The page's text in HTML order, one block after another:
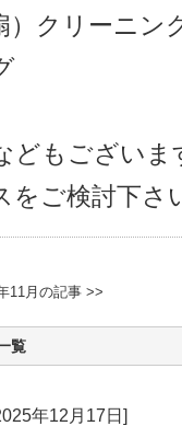
）クリーニン
どもございま
をご検討下さ
11月の記事 >>
覧
年12月17日]